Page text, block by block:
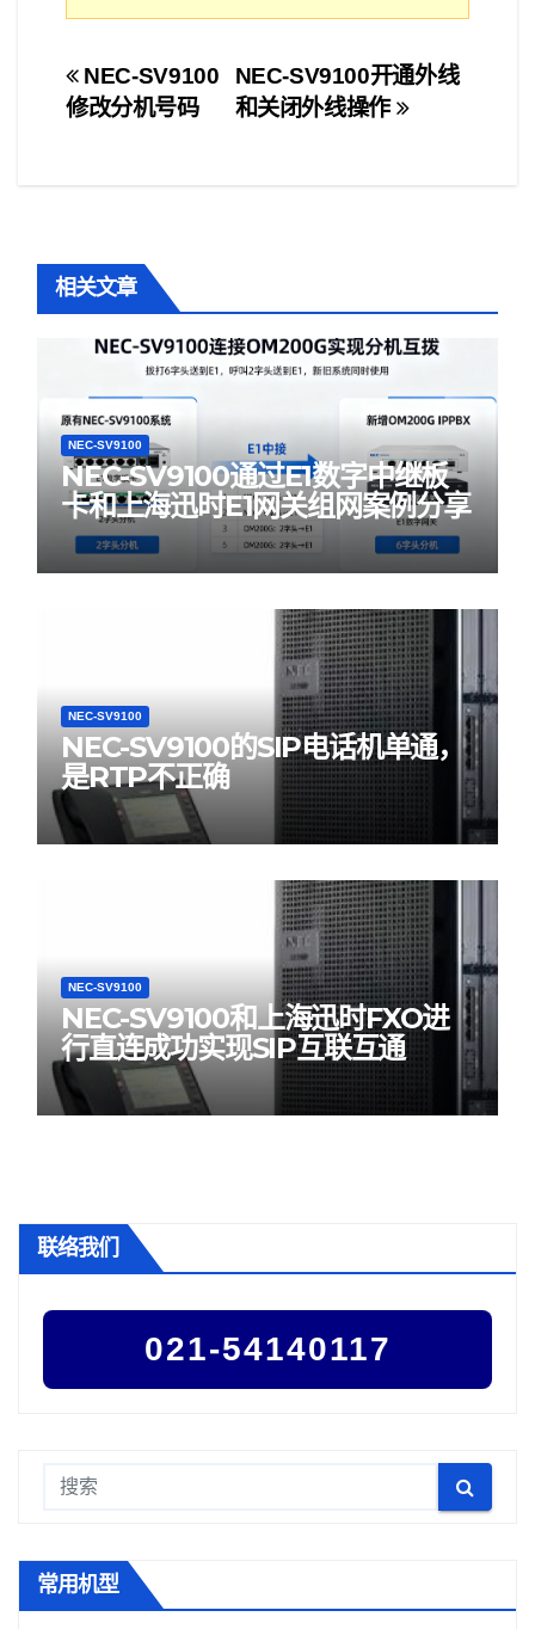
文
章
NEC-SV9100开通外线
和关闭外线操作
NEC-SV9100
修改分机号码
相关文章
NEC-SV9100
NEC-SV9100通过E1数字中继板
卡和上海迅时E1网关组网案例分享
NEC-SV9100
NEC-SV9100的SIP电话机单通，
是RTP不正确
NEC-SV9100
NEC-SV9100和上海迅时FXO进
行直连成功实现SIP互联互通
联络我们
021-54140117
常用机型